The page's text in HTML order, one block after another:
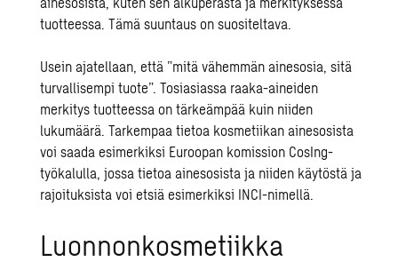
tuotteessa. Tämä suuntaus on suositeltava.
Usein ajatellaan, että ”mitä vähemmän ainesosia, sitä
turvallisempi tuote”. Tosiasiassa raaka-aineiden
merkitys tuotteessa on tärkeämpää kuin niiden
lukumäärä. Tarkempaa tietoa kosmetiikan ainesosista
voi saada esimerkiksi Euroopan komission CosIng-
työkalulla, jossa tietoa ainesosista ja niiden käytöstä ja
rajoituksista voi etsiä esimerkiksi INCI-nimellä.
Luonnonkosmetiikka